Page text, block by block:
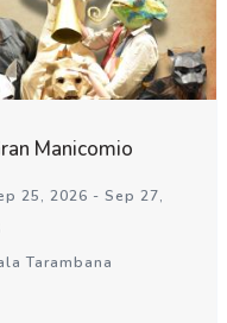
Manicomio
25, 2026 - Sep 27,
Tarambana